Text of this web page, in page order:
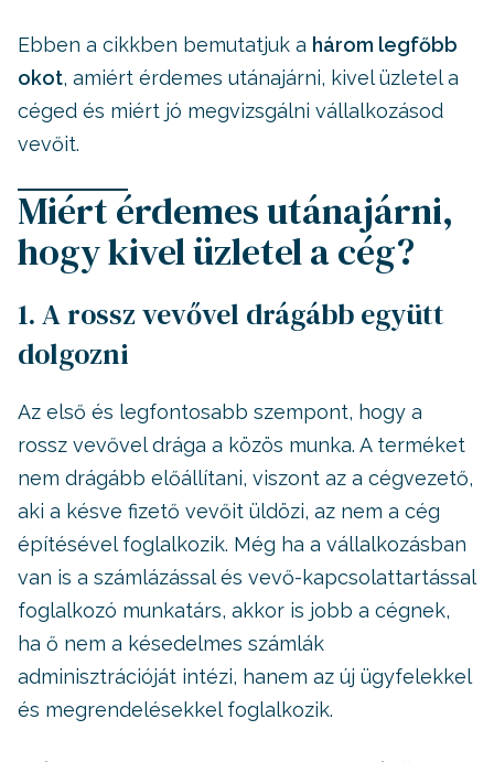
Ebben a cikkben bemutatjuk a három legfőbb
okot, amiért érdemes utánajárni, kivel üzletel a
céged és miért jó megvizsgálni vállalkozásod
vevőit.
Miért érdemes utánajárni,
hogy kivel üzletel a cég?
1. A rossz vevővel drágább együtt
dolgozni
Az első és legfontosabb szempont, hogy a
rossz vevővel drága a közös munka. A terméket
nem drágább előállítani, viszont az a cégvezető,
aki a késve fizető vevőit üldözi, az nem a cég
építésével foglalkozik. Még ha a vállalkozásban
van is a számlázással és vevő-kapcsolattartással
foglalkozó munkatárs, akkor is jobb a cégnek,
ha ő nem a késedelmes számlák
adminisztrációját intézi, hanem az új ügyfelekkel
és megrendelésekkel foglalkozik.